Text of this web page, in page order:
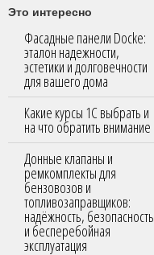
Это интересно
Фасадные панели Docke:
эталон надежности,
эстетики и долговечности
для вашего дома
Какие курсы 1С выбрать и
на что обратить внимание
Донные клапаны и
ремкомплекты для
бензовозов и
топливозаправщиков:
надёжность, безопасность
и бесперебойная
эксплуатация